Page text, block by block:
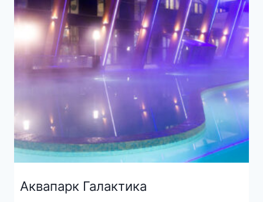
Аквапарк Галактика